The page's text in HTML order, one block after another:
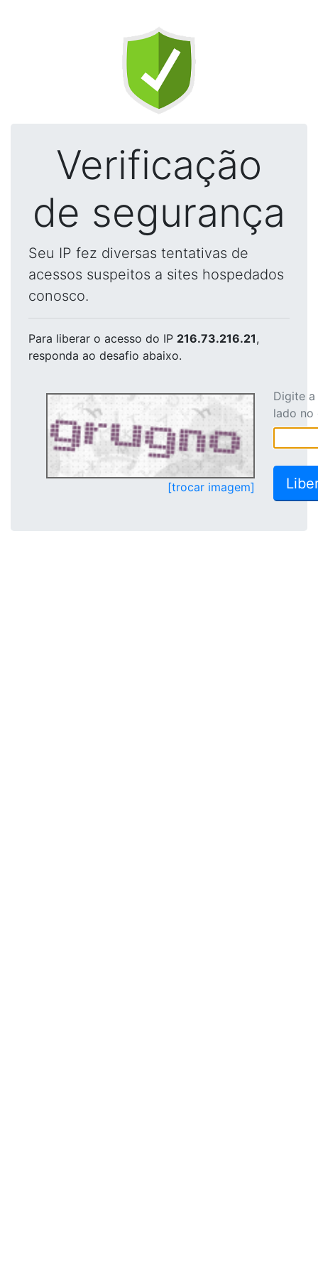
Verificação
de segurança
Seu IP fez diversas tentativas de
acessos suspeitos a sites hospedados
conosco.
Para liberar o acesso do IP 216.73.216.21,
responda ao desafio abaixo.
[trocar imagem]
Digite
lado no